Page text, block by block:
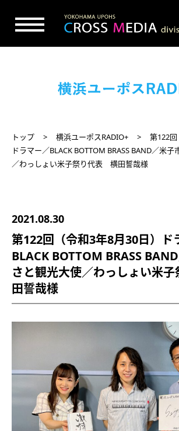
トップ 横浜ユーポスRADIO+
第122回
ドラマー／BLACK BOTTOM BRASS BAND／米
／わっしょい米子祭り代表 横田誓哉様
2021.08.30
第122回（令和3年8月30日）ド
BLACK BOTTOM BRASS
さと観光大使／わっしょい米
田誓哉様